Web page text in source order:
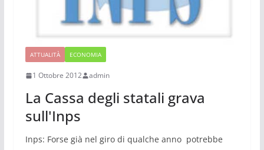
ATTUALITÀ ECONOMIA
1 Ottobre 2012 admin
La Cassa degli statali grava
sull'Inps
Inps: Forse già nel giro di qualche anno potrebbe